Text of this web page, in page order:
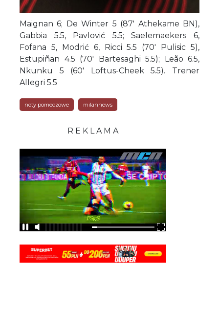
Maignan 6; De Winter 5 (87' Athekame BN),
Gabbia 5.5, Pavlović 5.5; Saelemaekers 6,
Fofana 5, Modrić 6, Ricci 5.5 (70' Pulisic 5),
Estupiñan 4.5 (70' Bartesaghi 5.5); Leão 6.5,
Nkunku 5 (60' Loftus-Cheek 5.5). Trener
Allegri 5.5
noty pomeczowe milannews
R E K L A M A